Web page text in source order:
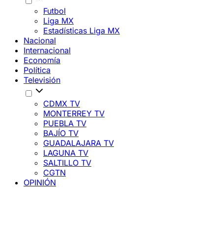
Futbol
Liga MX
Estadísticas Liga MX
Nacional
Internacional
Economía
Política
Televisión
CDMX TV
MONTERREY TV
PUEBLA TV
BAJÍO TV
GUADALAJARA TV
LAGUNA TV
SALTILLO TV
CGTN
OPINIÓN